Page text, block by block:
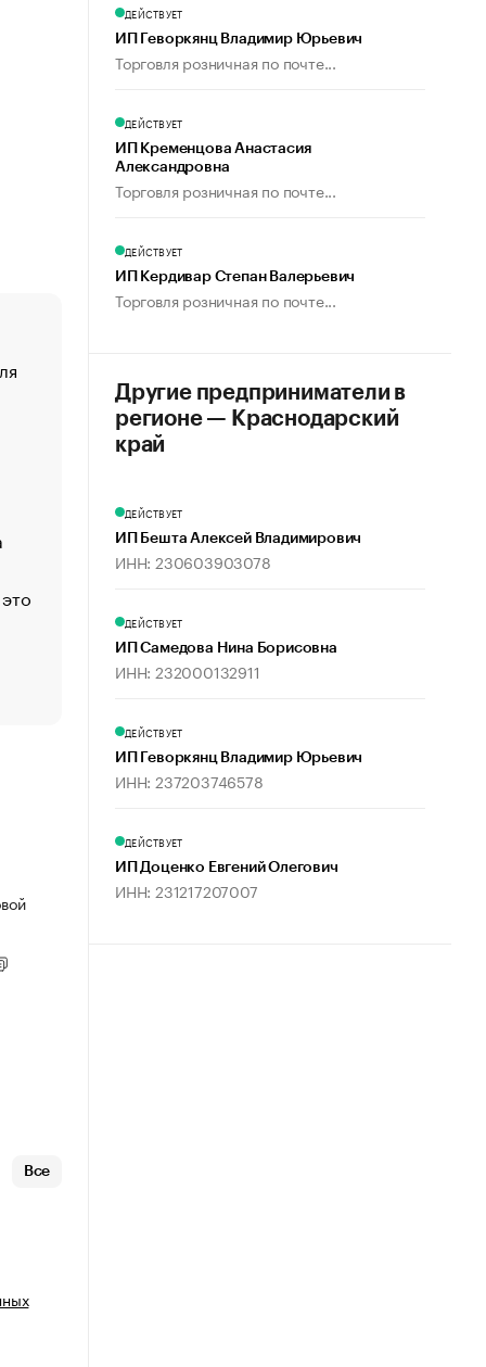
создавшей GTA
«Деньги будут не нужны»: что рассказал Маск в
Economist
управления
ЕС разрешил конфискацию российской нефти —
Что обвинения против Павла Дурова значат для
пользователей
Все
ДЕЙСТВУЕТ
ИП Геворкянц Владимир Юрьевич
Торговля розничная по почте...
ДЕЙСТВУЕТ
ИП Кременцова Анастасия
Александровна
Торговля розничная по почте...
ДЕЙСТВУЕТ
ИП Кердивар Степан Валерьевич
Торговля розничная по почте...
Другие предприниматели в
регионе — Краснодарский
край
ДЕЙСТВУЕТ
ИП Бешта Алексей Владимирович
ИНН: 230603903078
ДЕЙСТВУЕТ
ИП Самедова Нина Борисовна
ИНН: 232000132911
ДЕЙСТВУЕТ
ИП Геворкянц Владимир Юрьевич
ИНН: 237203746578
ДЕЙСТВУЕТ
ИП Доценко Евгений Олегович
ИНН: 231217207007